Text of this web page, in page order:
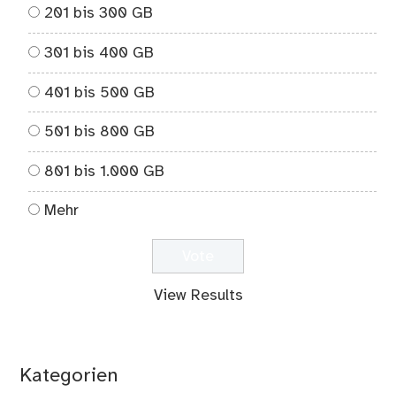
201 bis 300 GB
301 bis 400 GB
401 bis 500 GB
501 bis 800 GB
801 bis 1.000 GB
Mehr
View Results
Kategorien